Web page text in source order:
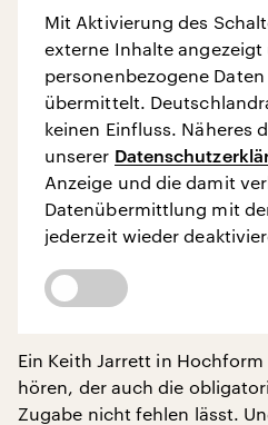
Mit Aktivierung des
externe Inhalte angezeigt
personenbezogene
übermittelt.
keinen Einfluss. Näheres
unserer
Anzeige und die damit
Datenübermittlung mit
jederzeit wieder
Ein Keith Jarrett in
hören, der auch die
Zugabe nicht fehlen lässt.